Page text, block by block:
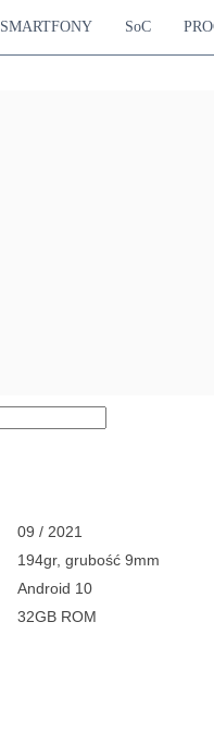
SMARTFONY SoC
09 / 2021
194gr, grubość 9mm
Android 10
32GB ROM